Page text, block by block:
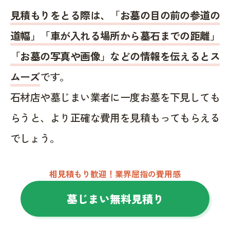
見積もりをとる際は、「お墓の目の前の参道の
道幅」「車が入れる場所から墓石までの距離」
「お墓の写真や画像」などの情報を伝えるとス
ムーズです。
石材店や墓じまい業者に一度お墓を下見しても
らうと、より正確な費用を見積もってもらえる
でしょう。
相見積もり歓迎！業界屈指の費用感
墓じまい無料見積り